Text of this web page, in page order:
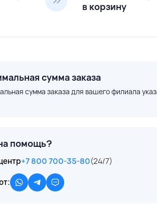
в корзину
сумма заказа
сумма заказа для вашего филиала
помощь?
+7 800 700-35-80(24/7)